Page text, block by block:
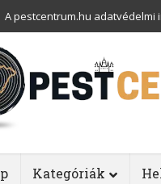
A pestcentrum.hu adatvédelmi
Kategóriák